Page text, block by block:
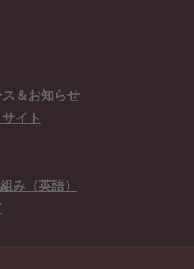
＆お知らせ
イト
み（英語）